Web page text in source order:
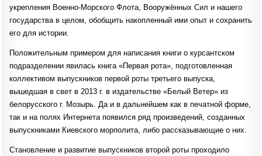
укрепления Военно-Морского Флота, Вооружённых Сил и нашего
государства в целом, обобщить накопленный ими опыт и сохранить
его для истории.
Положительным примером для написания книги о курсантском
подразделении явилась книга «Первая рота», подготовленная
коллективом выпускников первой роты третьего выпуска,
вышедшая в свет в 2013 г. в издательстве «Белый Ветер» из
белорусского г. Мозырь. Да и в дальнейшем как в печатной форме,
так и на полях Интернета появился ряд произведений, созданных
выпускниками Киевского морполита, либо рассказывающие о них.
Становление и развитие выпускников второй роты проходило